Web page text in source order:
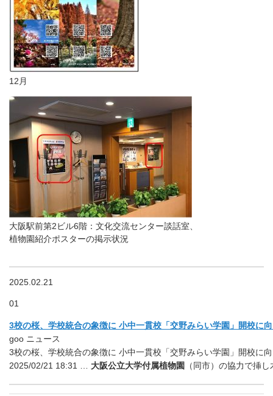
12月
大阪駅前第2ビル6階：文化交流センター談話室、
植物園紹介ポスターの掲示状況
2025.02.21
01
3校の桜、学校統合の象徴に 小中一貫校「交野みらい学園」開校に
goo ニュース
3校の桜、学校統合の象徴に 小中一貫校「交野みらい学園」開校に
2025/02/21 18:31 … 大阪公立大学付属植物園 （同市）の協力で挿